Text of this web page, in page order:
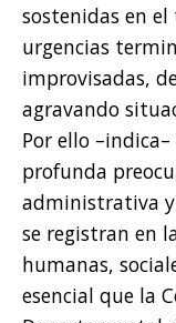
sostenidas en
urgencias
improvisadas,
agravando
Por ello
profunda
administrativa
se registran en
humanas,
esencial que la